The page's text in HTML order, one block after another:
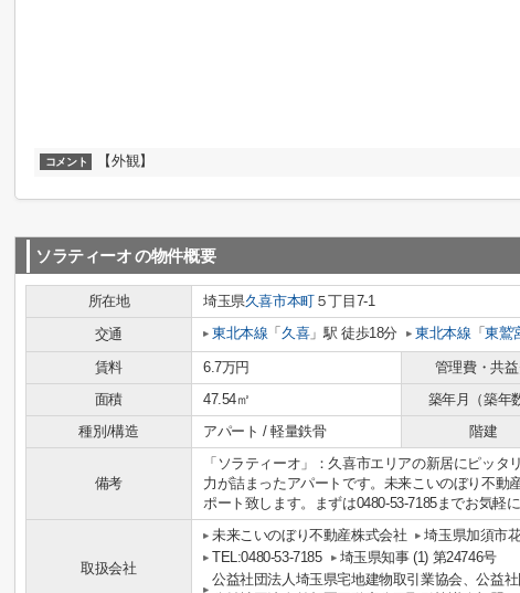
コメント 【外観】
ソラティーオ の物件概要
所在地 埼玉県久喜市本町５丁目7-1
交通
東北本線 「 久喜」駅 徒歩18分 東北本線 「東鷲
賃料 6.7万円 管理費・共
面積
47.54㎡ 築年月（築年
種別/構造
アパート / 軽量鉄骨 階建
備考
「ソラティーオ」：久喜市エリアの新居にピッ
力が詰まったアパートです。未来こいのぼり不動
ポート致します。まずは0480-53-7185までお気軽
取扱会社
未来こいのぼり不動産株式会社
埼玉県加須市
TEL:0480-53-7185
埼玉県知事 (1) 第24746号
公益社団法人埼玉県宅地建物取引業協会、公益